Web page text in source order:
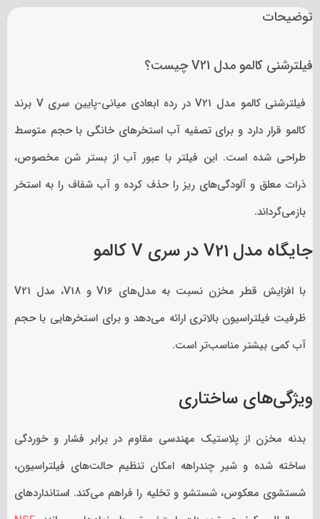
توضیحات
فیلترشنی کالمو مدل V21 چیست؟
فیلترشنی کالمو مدل V21 در رده ابعادی میانی-پایین سری V برند
کالمو قرار دارد و برای تصفیه آب استخرهای خانگی با حجم متوسط
طراحی شده است. این فیلتر با عبور آب از بستر شن مخصوص،
ذرات معلق و آلودگی‌های ریز را حذف کرده و آب شفاف را به استخر
بازمی‌گرداند.
جایگاه مدل V21 در سری V کالمو
با افزایش قطر مخزن نسبت به مدل‌های V16 و V18، مدل V21
ظرفیت فیلتراسیون بالاتری ارائه می‌دهد و برای استخرهایی با حجم
آب کمی بیشتر مناسب‌تر است.
ویژگی‌های ساختاری
بدنه مخزن از پلاستیک مهندسی مقاوم در برابر فشار و خوردگی
ساخته شده و شیر چندراهه امکان تنظیم حالت‌های فیلتراسیون،
شستشوی معکوس، شستشو و تخلیه را فراهم می‌کند. استانداردهای